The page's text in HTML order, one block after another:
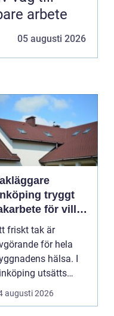
arbete
05 augusti 2026
tryggt
för villa,
och företag
friskt tak är
för hela
hälsa. I
utsätts
för stora
augusti 2026